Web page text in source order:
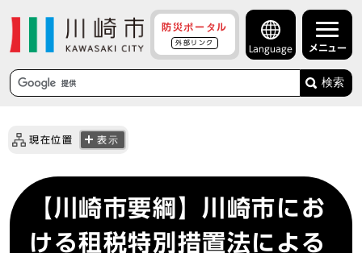
防災ポータル
外部リンク
Language メニュー
検索
現在位置 表示
【川崎市要綱】川崎市にお
ける租税特別措置法による